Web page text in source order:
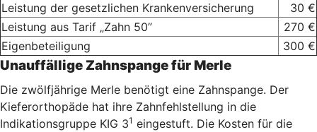
Leistung der gesetzlichen Krankenversicherung
30 €
Leistung aus Tarif „Zahn 50”
270 €
Eigenbeteiligung
300 €
Unauffällige Zahnspange für Merle
Die zwölfjährige Merle benötigt eine Zahnspange. Der
Kieferorthopäde hat ihre Zahnfehlstellung in die
Indikationsgruppe KIG 31 eingestuft. Die Kosten für die